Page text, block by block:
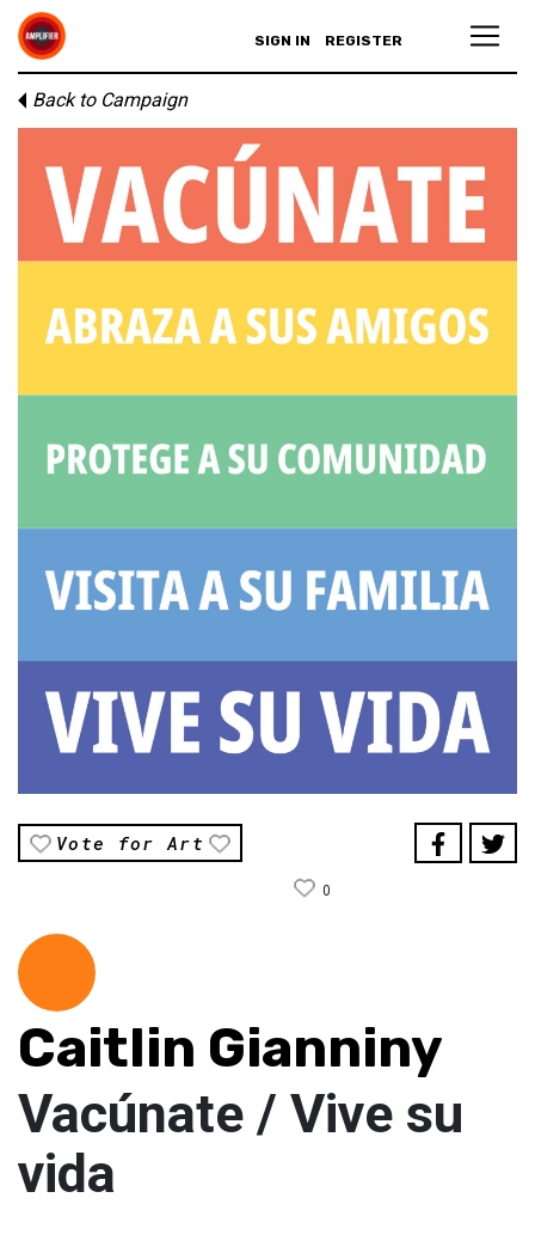
SIGN IN REGISTER
Back to Campaign
Vote for Art
0
Caitlin Gianniny
Vacúnate / Vive su
vida